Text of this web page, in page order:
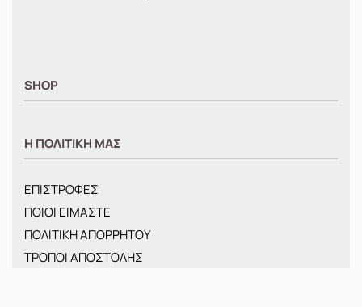
SHOP
ΓΥΝΑΙΚΕΙΑ
BRANDS
ΝΕΕΣ ΑΦΙΞΕΙΣ
OFFERS
ΤΣΑΝΤΕΣ
Η ΠΟΛΙΤΙΚΗ ΜΑΣ
ΕΠΙΣΤΡΟΦΕΣ
ΠΟΙΟΙ ΕΙΜΑΣΤΕ
ΠΟΛΙΤΙΚΗ ΑΠΟΡΡΗΤΟΥ
ΤΡΟΠΟΙ ΑΠΟΣΤΟΛΗΣ